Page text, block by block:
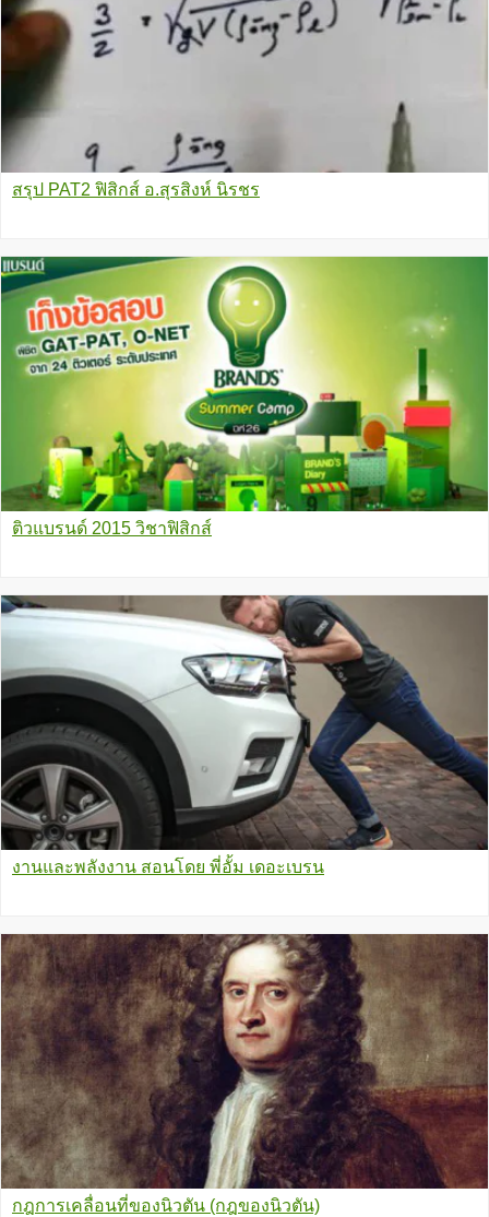
สรุป PAT2 ฟิสิกส์ อ.สุรสิงห์ นิรชร
ติวแบรนด์ 2015 วิชาฟิสิกส์
งานและพลังงาน สอนโดย พี่อั้ม เดอะเบรน
กฎการเคลื่อนที่ของนิวตัน (กฎของนิวตัน)